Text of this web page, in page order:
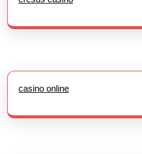
casino online